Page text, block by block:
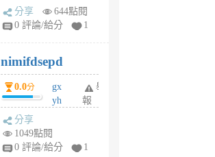
U
F
U
5
個
月
分享
644點閱
0 評論/給分
1
nimifdsepd
0.0分
gx
yh
jl
舉
報
分享
1049點閱
0 評論/給分
1